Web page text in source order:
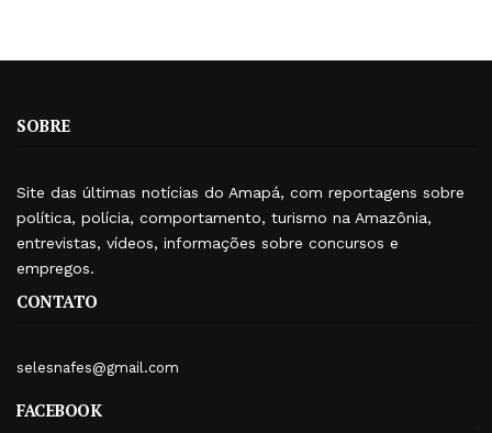
SOBRE
Site das últimas notícias do Amapá, com reportagens sobre
política, polícia, comportamento, turismo na Amazônia,
entrevistas, vídeos, informações sobre concursos e
empregos.
CONTATO
selesnafes@gmail.com
FACEBOOK